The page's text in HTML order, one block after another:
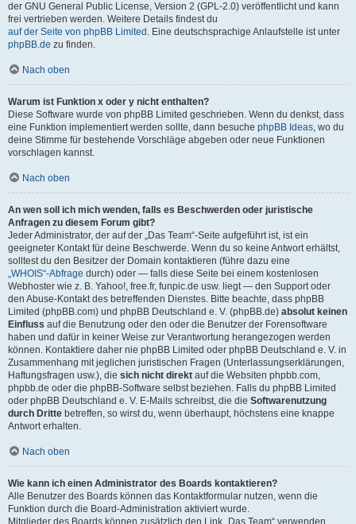
der GNU General Public License, Version 2 (GPL-2.0) veröffentlicht und kann
frei vertrieben werden. Weitere Details findest du
auf der Seite von phpBB Limited . Eine deutschsprachige Anlaufstelle ist unter
phpBB.de zu finden.
Nach oben
Warum ist Funktion x oder y nicht enthalten?
Diese Software wurde von phpBB Limited geschrieben. Wenn du denkst, dass
eine Funktion implementiert werden sollte, dann besuche phpBB Ideas, wo du
deine Stimme für bestehende Vorschläge abgeben oder neue Funktionen
vorschlagen kannst.
Nach oben
An wen soll ich mich wenden, falls es Beschwerden oder juristische
Anfragen zu diesem Forum gibt?
Jeder Administrator, der auf der „Das Team“-Seite aufgeführt ist, ist ein
geeigneter Kontakt für deine Beschwerde. Wenn du so keine Antwort erhältst,
solltest du den Besitzer der Domain kontaktieren (führe dazu eine
„WHOIS“-Abfrage durch) oder — falls diese Seite bei einem kostenlosen
Webhoster wie z. B. Yahoo!, free.fr, funpic.de usw. liegt — den Support oder
den Abuse-Kontakt des betreffenden Dienstes. Bitte beachte, dass phpBB
Limited (phpBB.com) und phpBB Deutschland e. V. (phpBB.de) absolut keinen
Einfluss auf die Benutzung oder den oder die Benutzer der Forensoftware
haben und dafür in keiner Weise zur Verantwortung herangezogen werden
können. Kontaktiere daher nie phpBB Limited oder phpBB Deutschland e. V. in
Zusammenhang mit jeglichen juristischen Fragen (Unterlassungserklärungen,
Haftungsfragen usw.), die sich nicht direkt auf die Websiten phpbb.com,
phpbb.de oder die phpBB-Software selbst beziehen. Falls du phpBB Limited
oder phpBB Deutschland e. V. E-Mails schreibst, die die Softwarenutzung
durch Dritte betreffen, so wirst du, wenn überhaupt, höchstens eine knappe
Antwort erhalten.
Nach oben
Wie kann ich einen Administrator des Boards kontaktieren?
Alle Benutzer des Boards können das Kontaktformular nutzen, wenn die
Funktion durch die Board-Administration aktiviert wurde.
Mitglieder des Boards können zusätzlich den Link „Das Team“ verwenden.